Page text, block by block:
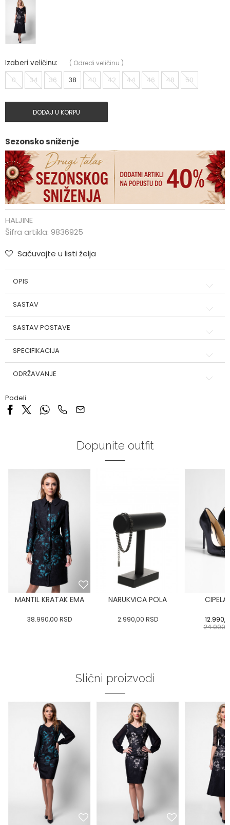
Izaberi veličinu: ( Odredi veličinu )
0 34 36 38 40 42 44 46 48 50
DODAJ U KORPU
Sezonsko sniženje
HALJINE
Šifra artikla: 9836925
Sačuvajte u listi želja
OPIS
SASTAV
SASTAV POSTAVE
SPECIFIKACIJA
ODRŽAVANJE
Podeli
Dopunite outfit
MANTIL KRATAK EMA
38.990,00 RSD
NARUKVICA POLA
2.990,00 RSD
CIPELA
Slični proizvodi